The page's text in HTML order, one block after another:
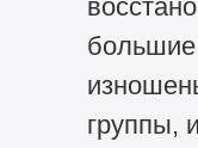
группы,